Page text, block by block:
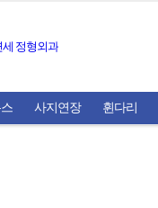
사지연장 휜다리